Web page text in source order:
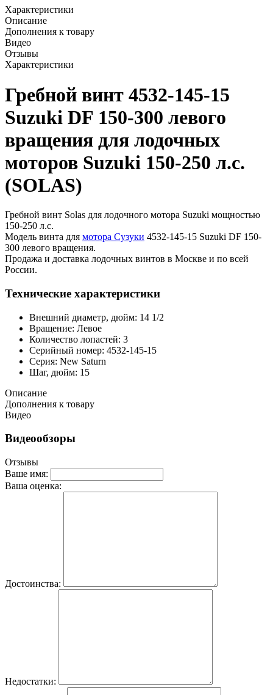
Характеристики
Описание
Дополнения к товару
Видео
Отзывы
Характеристики
Гребной винт 4532-145-15
Suzuki DF 150-300 левого
вращения для лодочных
моторов Suzuki 150-250 л.с.
(SOLAS)
Гребной винт Solas для лодочного мотора Suzuki мощностью
150-250 л.с.
Модель винта для мотора Сузуки 4532-145-15 Suzuki DF 150-
300 левого вращения.
Продажа и доставка лодочных винтов в Москве и по всей
России.
Технические характеристики
Внешний диаметр, дюйм: 14 1/2
Вращение: Левое
Количество лопастей: 3
Серийный номер: 4532-145-15
Серия: New Saturn
Шаг, дюйм: 15
Описание
Дополнения к товару
Видео
Видеообзоры
Отзывы
Ваше имя:
Ваша оценка:
Достоинства:
Недостатки: